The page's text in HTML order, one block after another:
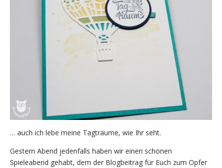
… auch ich lebe meine Tagträume, wie Ihr seht.
Gestern Abend jedenfalls haben wir einen schönen
Spieleabend gehabt, dem der Blogbeitrag für Euch zum Opfer